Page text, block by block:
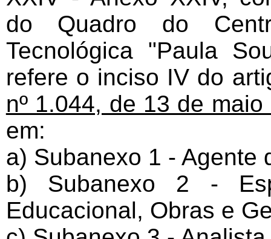
do Quadro do
Tecnológica "Paula
refere o inciso IV do
nº 1.044, de 13 de
em:
a) Subanexo 1 - Agente
b) Subanexo 2 -
Educacional, Obras e